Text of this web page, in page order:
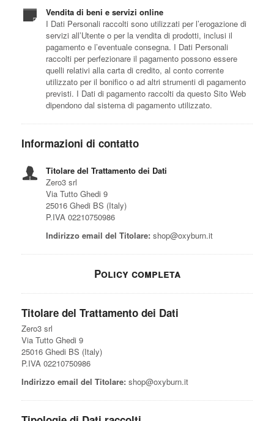
Vendita di beni e servizi online
I Dati Personali raccolti sono utilizzati per l’erogazione di
servizi all’Utente o per la vendita di prodotti, inclusi il
pagamento e l’eventuale consegna. I Dati Personali
raccolti per perfezionare il pagamento possono essere
quelli relativi alla carta di credito, al conto corrente
utilizzato per il bonifico o ad altri strumenti di pagamento
previsti. I Dati di pagamento raccolti da questo Sito Web
dipendono dal sistema di pagamento utilizzato.
Informazioni di contatto
Titolare del Trattamento dei Dati
Zero3 srl
Via Tutto Ghedi 9
25016 Ghedi BS (Italy)
P.IVA 02210750986
Indirizzo email del Titolare: shop@oxyburn.it
Policy completa
Titolare del Trattamento dei Dati
Zero3 srl
Via Tutto Ghedi 9
25016 Ghedi BS (Italy)
P.IVA 02210750986
Indirizzo email del Titolare: shop@oxyburn.it